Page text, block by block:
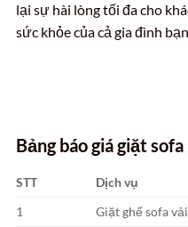
lại sự hài lòng tối đa cho
sức khỏe của cả gia đình
Bảng báo giá giặt
STT Dịch vụ
1
Giặt ghế sofa vải